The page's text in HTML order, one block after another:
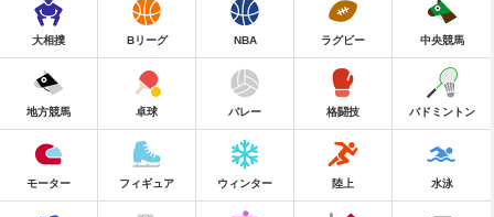
大相撲 Bリーグ NBA ラグビー 中央競馬
地方競馬 卓球 バレー 格闘技 バドミントン
モーター フィギュア ウィンター 陸上 水泳